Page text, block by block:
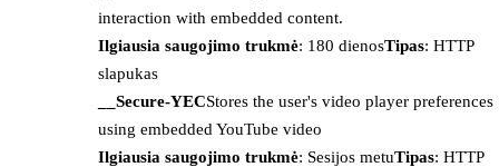
interaction with embedded content.
Ilgiausia saugojimo trukmė: 180 dienosTipas: HTTP
slapukas
__Secure-YECStores the user's video player preferences
using embedded YouTube video
Ilgiausia saugojimo trukmė: Sesijos metuTipas: HTTP